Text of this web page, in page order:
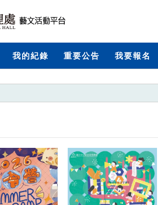
我的紀錄 重要公告 我要報名